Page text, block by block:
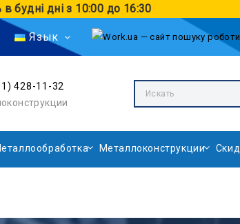
будні дні з 10:00 до 16:30
Язык
428-11-32
Металлоконструкции